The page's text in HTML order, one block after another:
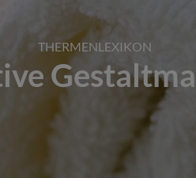
THERMENLEXIKON